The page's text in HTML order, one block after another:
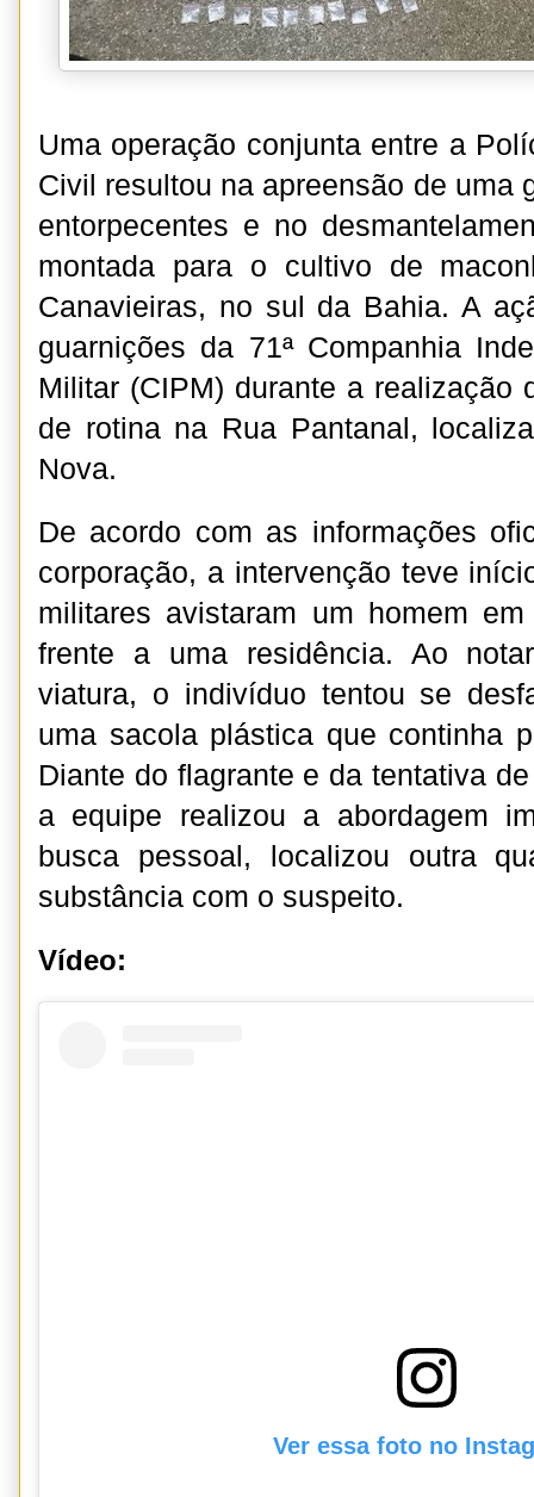
Uma operação conjunta entre a
Civil resultou na apreensão de uma
entorpecentes e no
montada para o cultivo de
Canavieiras, no sul da Bahia. A
guarnições da 71ª Companhia
Militar (CIPM) durante a realização
de rotina na Rua Pantanal,
Nova.
De acordo com as informações
corporação, a intervenção teve
militares avistaram um homem
frente a uma residência. Ao
viatura, o indivíduo tentou se
uma sacola plástica que continha
Diante do flagrante e da tentativa
a equipe realizou a abordagem
busca pessoal, localizou outra
substância com o suspeito.
Vídeo:
Ver essa foto no